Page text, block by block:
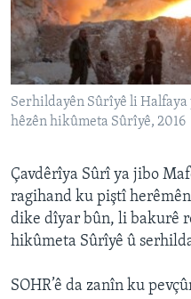
CÎHAN
ÇAND Û HUNER
SERNIVÎS
SORANÎ
FOLLOW US
Zimanên Din
Serhildayên Sûrîyê li
hêzên hikûmeta Sûrîyê, 2016
Çavdêrîya Sûrî ya jibo
ragihand ku piştî
dike dîyar bûn, li bakurê
hikûmeta Sûrîyê û
SOHR’ê da zanîn ku